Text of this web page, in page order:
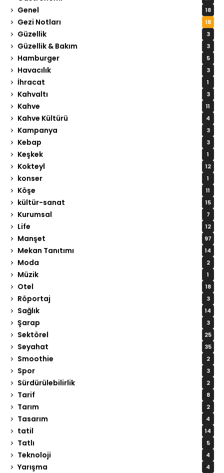
Genel 18
Gezi Notları 18
Güzellik 3
Güzellik & Bakım 3
Hamburger 5
Havacılık 3
İhracat 1
Kahvaltı 3
Kahve 11
Kahve Kültürü 4
Kampanya 3
Kebap 3
Keşkek 1
Kokteyl 12
konser 1
Köşe 11
kültür-sanat 15
Kurumsal 7
Life 12
Manşet 97
Mekan Tanıtımı 14
Moda 2
Müzik 1
Otel 18
Röportaj 3
Sağlık 14
Şarap 3
Sektörel 25
Seyahat 35
Smoothie 2
Spor 3
Sürdürülebilirlik 2
Tarif 8
Tarım 2
Tasarım 4
tatil 14
Tatlı 5
Teknoloji 4
Yarışma 4